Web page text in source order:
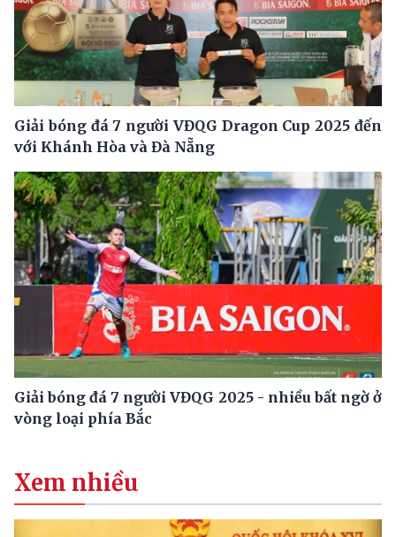
Giải bóng đá 7 người VĐQG Dragon Cup 2025 đến
với Khánh Hòa và Đà Nẵng
Giải bóng đá 7 người VĐQG 2025 - nhiều bất ngờ ở
vòng loại phía Bắc
Xem nhiều